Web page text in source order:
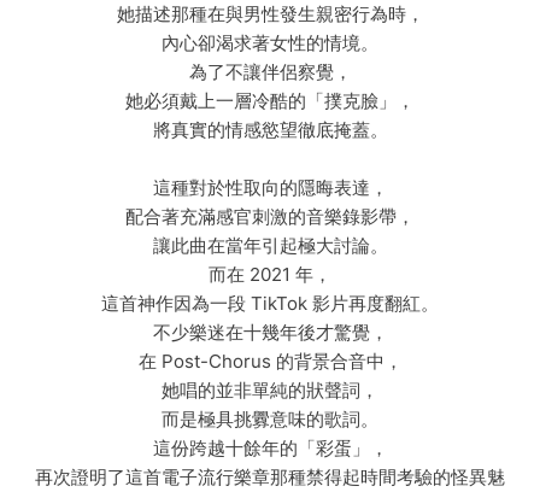
她描述那種在與男性發生親密行為時，
內心卻渴求著女性的情境。
為了不讓伴侶察覺，
她必須戴上一層冷酷的「撲克臉」，
將真實的情感慾望徹底掩蓋。
這種對於性取向的隱晦表達，
配合著充滿感官刺激的音樂錄影帶，
讓此曲在當年引起極大討論。
而在 2021 年，
這首神作因為一段 TikTok 影片再度翻紅。
不少樂迷在十幾年後才驚覺，
在 Post-Chorus 的背景合音中，
她唱的並非單純的狀聲詞，
而是極具挑釁意味的歌詞。
這份跨越十餘年的「彩蛋」，
再次證明了這首電子流行樂章那種禁得起時間考驗的怪異魅